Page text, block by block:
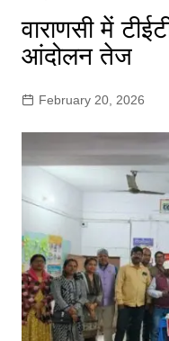
वाराणसी में
आंदोलन तेज
February 20, 2026